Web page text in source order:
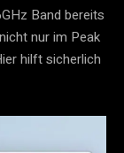
Band bereits
nur im Peak
hilft sicherlich